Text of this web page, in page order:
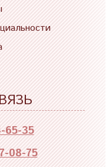
65-35
08-75